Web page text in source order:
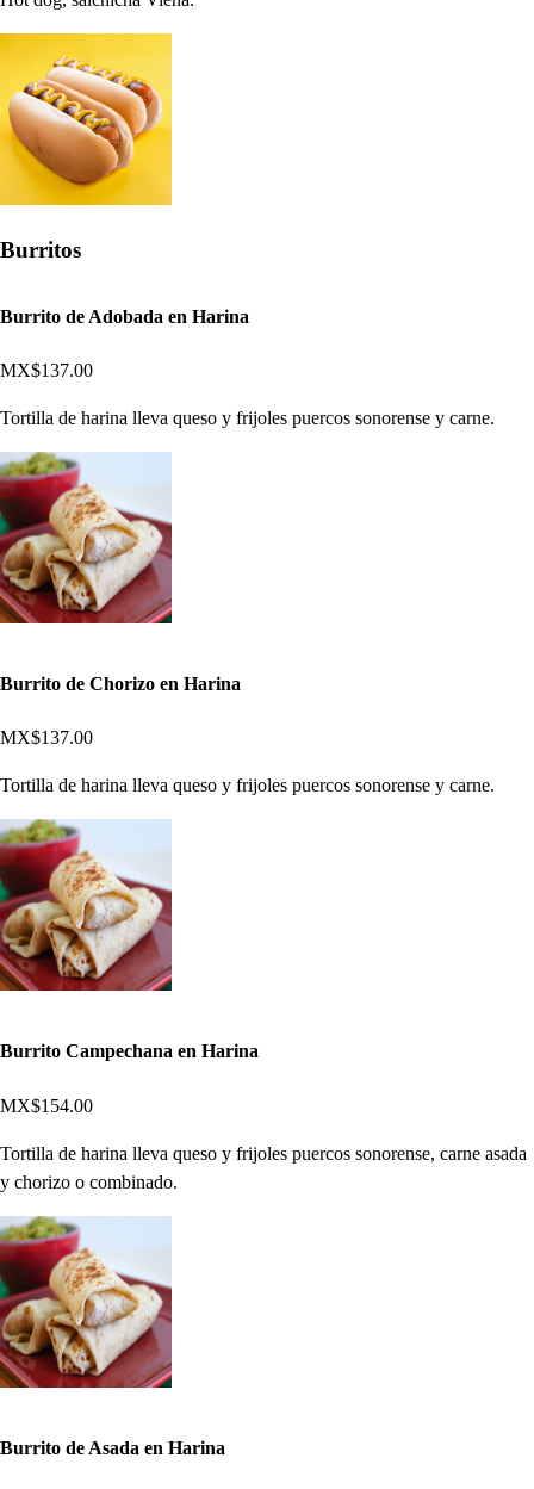
Burritos
Burrito de Adobada en Harina
MX$137.00
Tortilla de harina lleva queso y frijoles puercos sonorense y carne.
Burrito de Chorizo en Harina
MX$137.00
Tortilla de harina lleva queso y frijoles puercos sonorense y carne.
Burrito Campechana en Harina
MX$154.00
Tortilla de harina lleva queso y frijoles puercos sonorense, carne asada
y chorizo o combinado.
Burrito de Asada en Harina